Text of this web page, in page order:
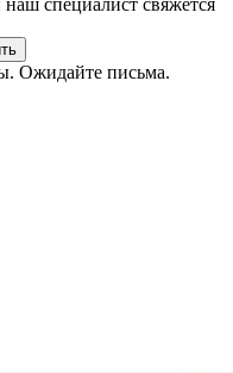
специалист свяжется
Ожидайте письма.